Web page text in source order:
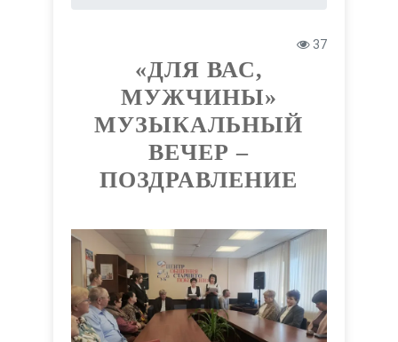
37
«ДЛЯ ВАС,
МУЖЧИНЫ»
МУЗЫКАЛЬНЫЙ
ВЕЧЕР –
ПОЗДРАВЛЕНИЕ